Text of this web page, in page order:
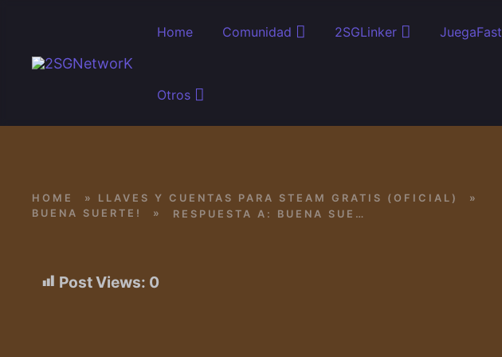
Home
Comunidad 2SGLinker JuegaFast
Otros
Post Views: 0
HOME » LLAVES Y CUENTAS PARA STEAM GRATIS (OFICIAL)
»
BUENA SUERTE!
» RESPUESTA A: BUENA SUERTE!